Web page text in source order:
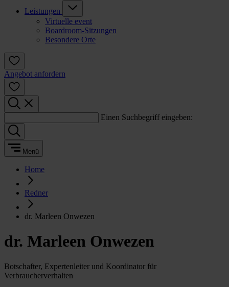
Leistungen
Virtuelle event
Boardroom-Sitzungen
Besondere Orte
Angebot anfordern
Einen Suchbegriff eingeben:
Menü
Home
Redner
dr. Marleen Onwezen
dr. Marleen Onwezen
Botschafter, Expertenleiter und Koordinator für
Verbraucherverhalten